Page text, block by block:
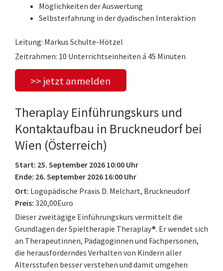
Möglichkeiten der Auswertung
Selbsterfahrung in der dyadischen Interaktion
Leitung: Markus Schulte-Hötzel
Zeitrahmen: 10 Unterrichtseinheiten á 45 Minuten
>> jetzt anmelden
Theraplay Einführungskurs und
Kontaktaufbau in Bruckneudorf bei
Wien (Österreich)
Start: 25. September 2026 10:00 Uhr
Ende: 26. September 2026 16:00 Uhr
Ort: Logopädische Praxis D. Melchart, Bruckneudorf
Preis: 320,00Euro
Dieser zweitägige Einführungskurs vermittelt die
Grundlagen der Spieltherapie Theraplay®. Er wendet sich
an Therapeutinnen, Pädagoginnen und Fachpersonen,
die herausforderndes Verhalten von Kindern aller
Altersstufen besser verstehen und damit umgehen